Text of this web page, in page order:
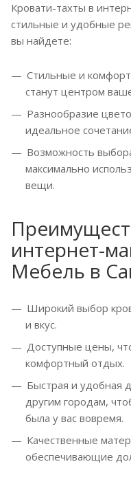
Кровати-тахты в
стильные и удобные
вы найдете:
Стильные и
станут центром
Разнообразие
идеальное
Возможность
максимально
вещи.
интернет-
Мебель в
Широкий выбор
и вкус.
Доступные цены,
комфортный отдых.
Быстрая и удобная
другим городам,
была у вас вовремя.
Качественные
обеспечивающие